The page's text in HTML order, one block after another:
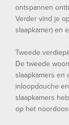
ontspannen
Verder vind je
slaapkamer) en
Tweede
De tweede
slaapkamers en
inloopdouche
slaapkamers
op het